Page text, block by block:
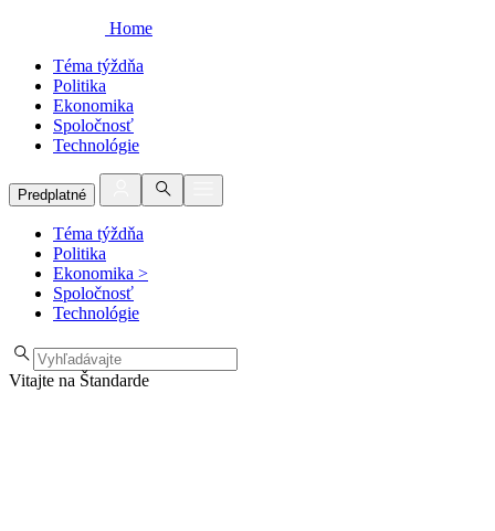
Home
Téma týždňa
Politika
Ekonomika
Spoločnosť
Technológie
Predplatné
Téma týždňa
Politika
Ekonomika >
Spoločnosť
Technológie
Vitajte na Štandarde